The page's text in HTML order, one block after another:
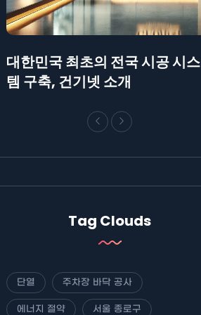
대한민국 최초의 전국 시공 시스
템 구축, 건기넷 소개
Tag Clouds
단열 주차장 바닥 공사
에너지 절약 서울 종로구